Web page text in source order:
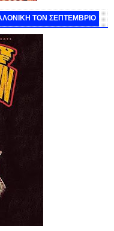
ΤΟΝ ΣΕΠΤΕΜΒΡΙΟ